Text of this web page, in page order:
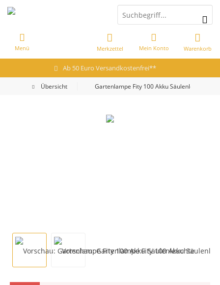
Ab 50 Euro Versandkostenfrei**
Warenkorb
Merkzettel Mein Konto
Menü
Übersicht Gartenlampe Fity 100 Akku Säulenleuchte